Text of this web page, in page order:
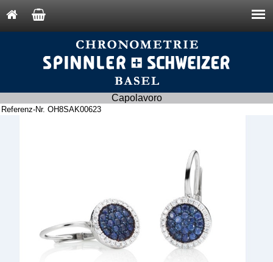
Capolavoro
Referenz-Nr. OH8SAK00623